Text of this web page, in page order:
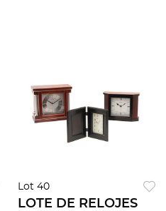
Lot 40
LOTE DE RELOJES